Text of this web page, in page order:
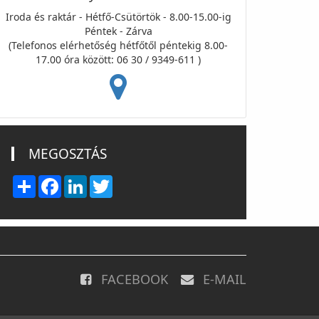
Iroda és raktár - Hétfő-Csütörtök - 8.00-15.00-ig
Péntek - Zárva
(Telefonos elérhetőség hétfőtől péntekig 8.00-
17.00 óra között: 06 30 / 9349-611 )
MEGOSZTÁS
Share FacebookLinkedIn
FACEBOOK E-MAIL